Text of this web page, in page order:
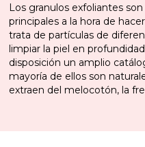
Los granulos exfoliantes
principales a la hora de
trata de partículas de
limpiar la piel en
disposición un amplio
mayoría de ellos son
extraen del melocotón, la